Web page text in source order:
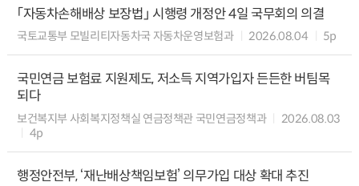
「자동차손해배상 보장법」 시행령 개정안 4일 국무회의 의결
국토교통부 모빌리티자동차국 자동차운영보험과 2026.08.04 5p
국민연금 보험료 지원제도, 저소득 지역가입자 든든한 버팀목
되다
보건복지부 사회복지정책실 연금정책관 국민연금정책과
2026.08.03
4p
행정안전부, ‘재난배상책임보험’ 의무가입 대상 확대 추진